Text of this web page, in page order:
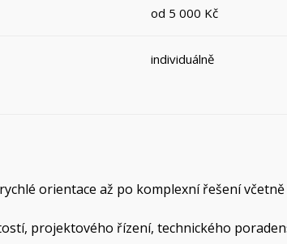
od 5 000 Kč
individuálně
orientace až po komplexní řešení
projektového řízení, technického